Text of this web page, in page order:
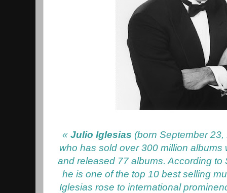
«Julio Iglesias (born September
who has sold over 300 million
and released 77 albums. According
he is one of the top 10 best selling
Iglesias rose to international